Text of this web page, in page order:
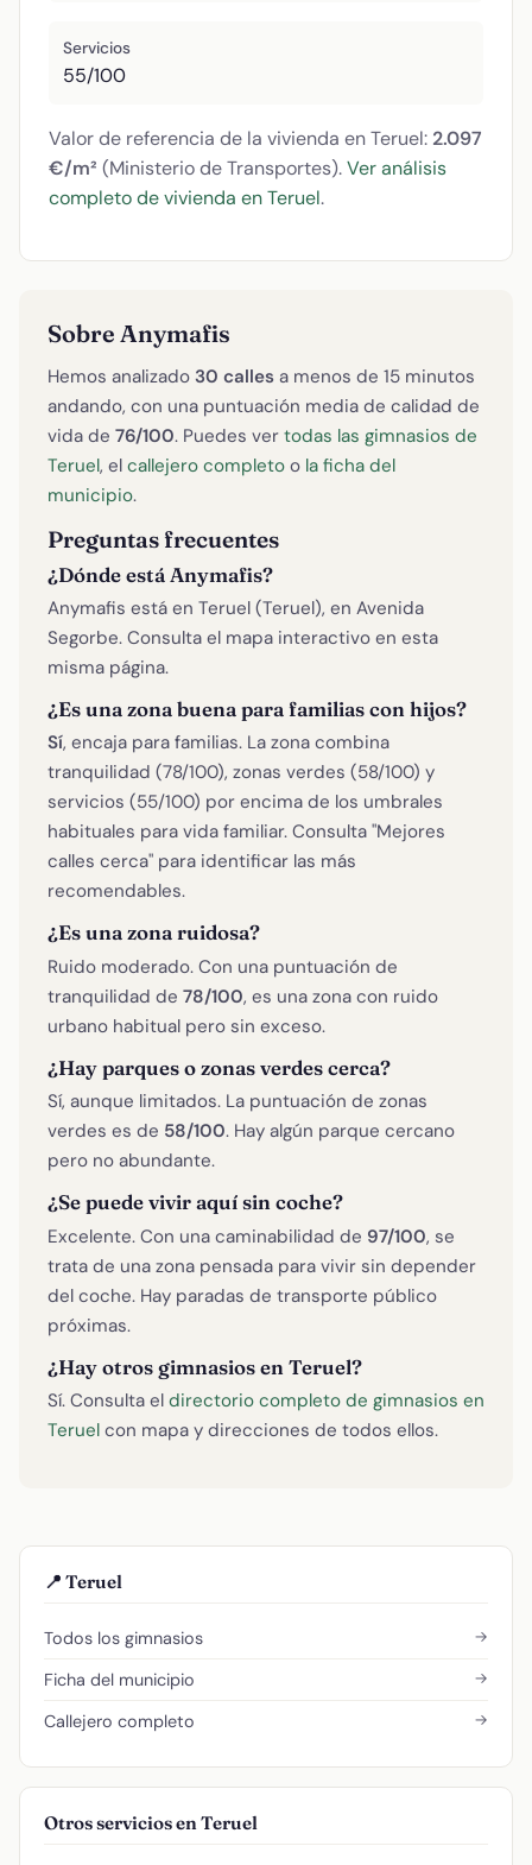
Servicios
55/100
Valor de referencia de la vivienda en Teruel: 2.097
€/m² (Ministerio de Transportes).Ver análisis
completo de vivienda en Teruel.
Sobre Anymafis
Hemos analizado 30 calles a menos de 15 minutos
andando, con una puntuación media de calidad de
vida de 76/100. Puedes ver todas las gimnasios de
Teruel, el callejero completo o la ficha del
municipio.
Preguntas frecuentes
¿Dónde está Anymafis?
Anymafis está en Teruel (Teruel), en Avenida
Segorbe. Consulta el mapa interactivo en esta
misma página.
¿Es una zona buena para familias con hijos?
Sí, encaja para familias. La zona combina
tranquilidad (78/100), zonas verdes (58/100) y
servicios (55/100) por encima de los umbrales
habituales para vida familiar. Consulta "Mejores
calles cerca" para identificar las más
recomendables.
¿Es una zona ruidosa?
Ruido moderado. Con una puntuación de
tranquilidad de 78/100, es una zona con ruido
urbano habitual pero sin exceso.
¿Hay parques o zonas verdes cerca?
Sí, aunque limitados. La puntuación de zonas
verdes es de 58/100. Hay algún parque cercano
pero no abundante.
¿Se puede vivir aquí sin coche?
Excelente. Con una caminabilidad de 97/100, se
trata de una zona pensada para vivir sin depender
del coche. Hay paradas de transporte público
próximas.
¿Hay otros gimnasios en Teruel?
Sí. Consulta el directorio completo de gimnasios en
Teruel con mapa y direcciones de todos ellos.
📍 Teruel
Todos los gimnasios →
Ficha del municipio →
Callejero completo →
Otros servicios en Teruel